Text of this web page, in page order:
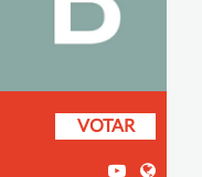
VOTAR